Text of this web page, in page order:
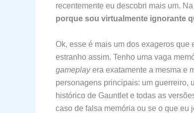
recentemente eu descobri mais um.
porque sou virtualmente ignorante
Ok, esse é mais um dos exageros que
estranho assim. Tenho uma vaga
gameplayera exatamente a mesma e
personagens principais: um guerreiro,
histórico de Gauntlet e todas as
caso de falsa memória ou se o que eu